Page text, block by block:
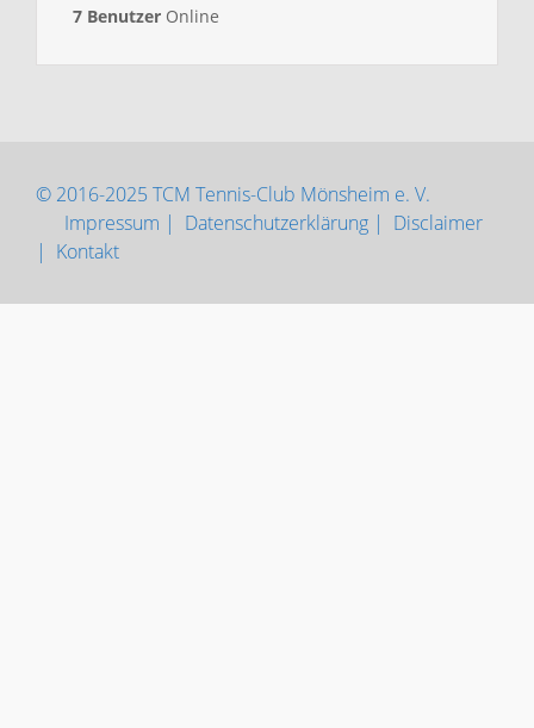
7 Benutzer Online
© 2016-2025 TCM Tennis-Club Mönsheim e. V.
Impressum | Datenschutzerklärung | Disclaimer
| Kontakt